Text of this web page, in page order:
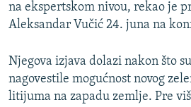
POST SCRIPTUM
TRI DECENIJE OD RATA U BIH
SVE KARTE DEJTONA
na ekspertskom nivou, rekao je
Aleksandar Vučić 24. juna na
Njegova izjava dolazi nakon što
nagovestile mogućnost novog
litijuma na zapadu zemlje. Pre